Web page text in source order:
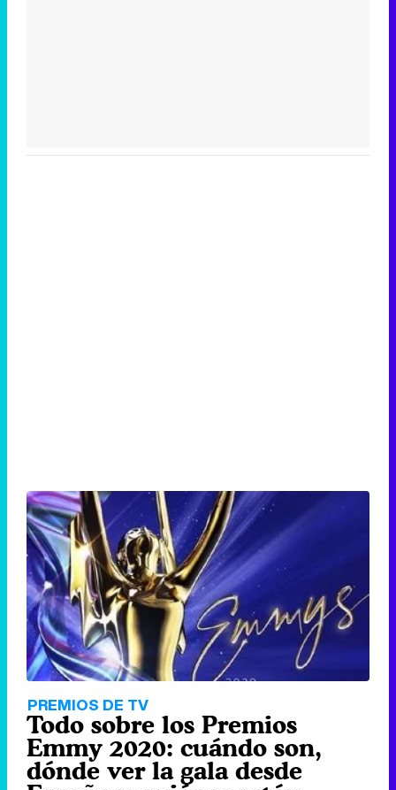
PREMIOS DE TV
Todo sobre los Premios
Emmy 2020: cuándo son,
dónde ver la gala desde